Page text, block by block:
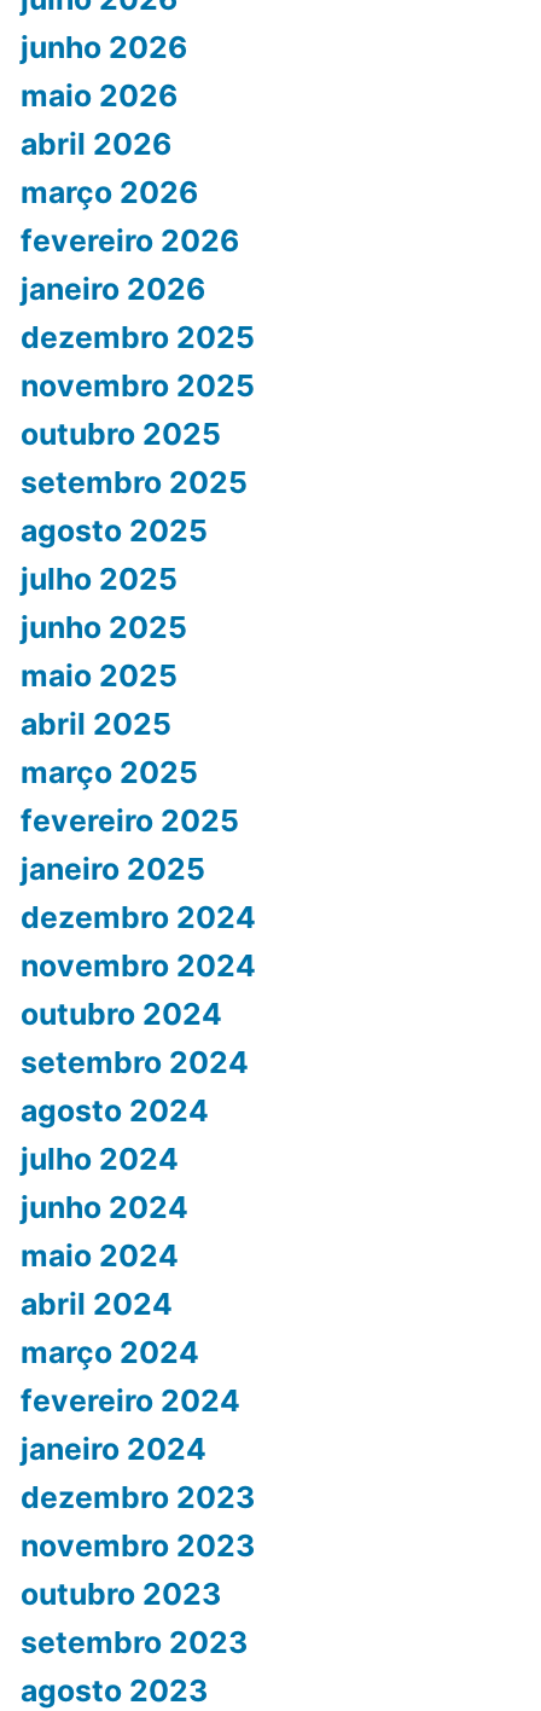
junho 2026
maio 2026
abril 2026
março 2026
fevereiro 2026
janeiro 2026
dezembro 2025
novembro 2025
outubro 2025
setembro 2025
agosto 2025
julho 2025
junho 2025
maio 2025
abril 2025
março 2025
fevereiro 2025
janeiro 2025
dezembro 2024
novembro 2024
outubro 2024
setembro 2024
agosto 2024
julho 2024
junho 2024
maio 2024
abril 2024
março 2024
fevereiro 2024
janeiro 2024
dezembro 2023
novembro 2023
outubro 2023
setembro 2023
agosto 2023